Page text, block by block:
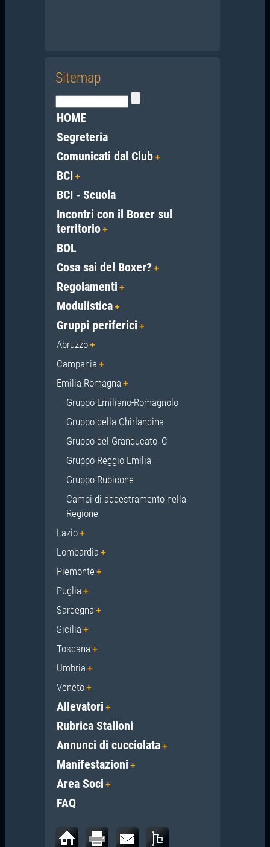
Sitemap
HOME
Segreteria
Comunicati dal Club
BCI
BCI - Scuola
Incontri con il Boxer sul
territorio
BOL
Cosa sai del Boxer?
Regolamenti
Modulistica
Gruppi periferici
Abruzzo
Campania
Emilia Romagna
Gruppo Emiliano-Romagnolo
Gruppo della Ghirlandina
Gruppo del Granducato_C
Gruppo Reggio Emilia
Gruppo Rubicone
Campi di addestramento nella
Regione
Lazio
Lombardia
Piemonte
Puglia
Sardegna
Sicilia
Toscana
Umbria
Veneto
Allevatori
Rubrica Stalloni
Annunci di cucciolata
Manifestazioni
Area Soci
FAQ